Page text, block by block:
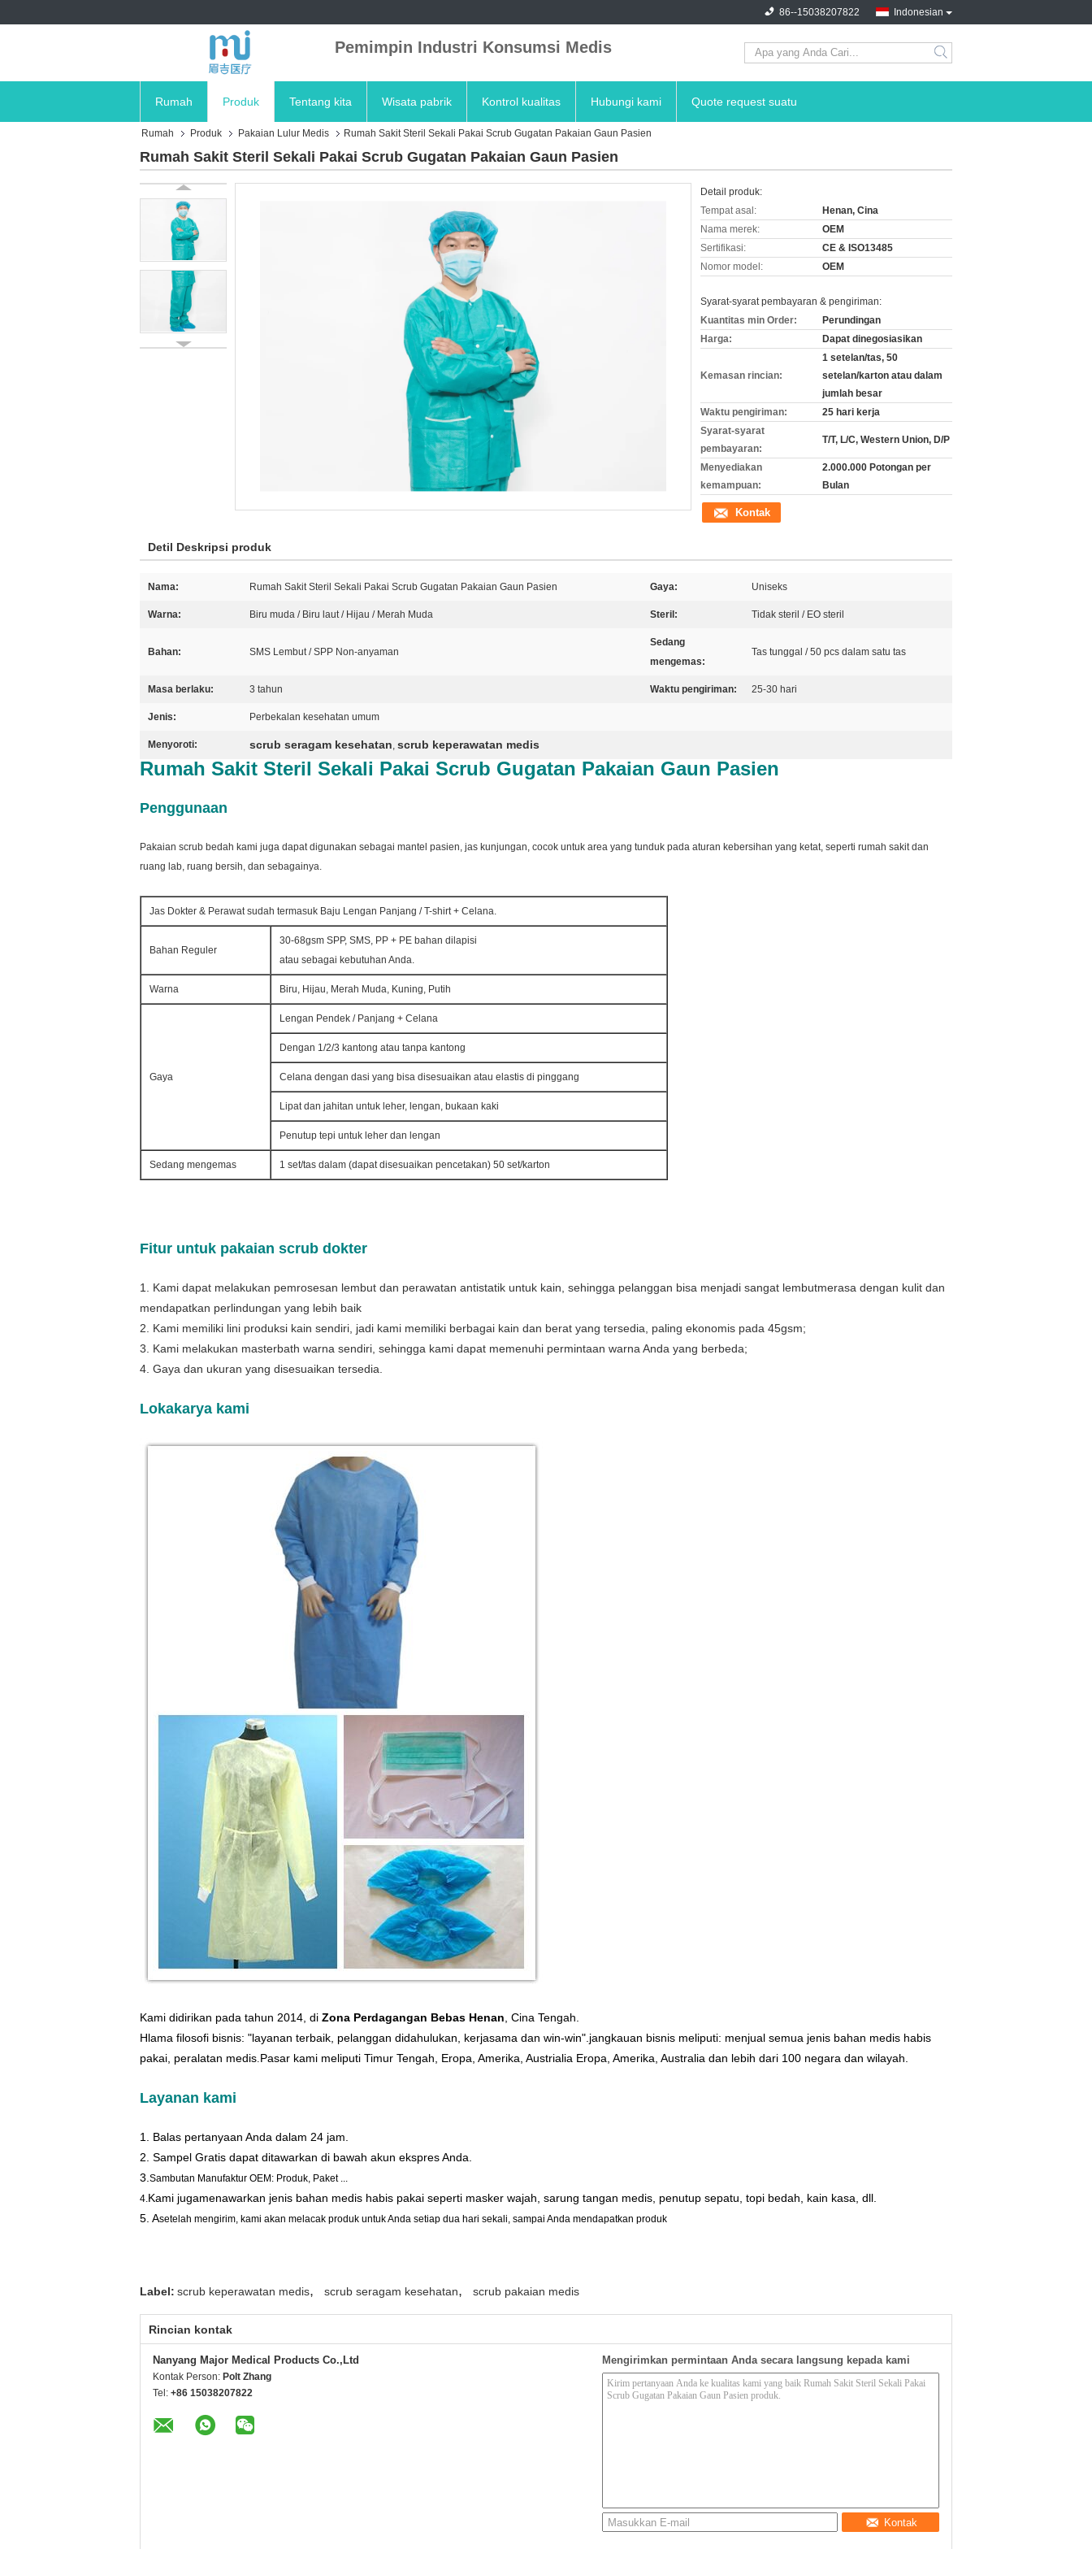
Indonesian
86--15038207822
Pemimpin Industri Konsumsi Medis
Rumah Produk Tentang kita Wisata pabrik Kontrol kualitas Hubungi kami Quote request suatu
Rumah Produk Pakaian Lulur Medis Rumah Sakit Steril Sekali Pakai Scrub Gugatan Pakaian Gaun Pasien
Rumah Sakit Steril Sekali Pakai Scrub Gugatan Pakaian Gaun Pasien
Detail produk:
Tempat asal:
Henan, Cina
Nama merek:
OEM
Sertifikasi:
CE & ISO13485
Nomor model:
OEM
Syarat-syarat pembayaran & pengiriman:
Kuantitas min Order:
Perundingan
Harga:
Dapat dinegosiasikan
Kemasan rincian:
1 setelan/tas, 50
setelan/karton atau dalam
jumlah besar
Waktu pengiriman:
25 hari kerja
Syarat-syarat
pembayaran:
T/T, L/C, Western Union, D/P
Menyediakan
kemampuan:
2.000.000 Potongan per
Bulan
Kontak
Detil Deskripsi produk
Nama: Rumah Sakit Steril Sekali Pakai Scrub Gugatan Pakaian Gaun Pasien Gaya: Uniseks
Warna: Biru muda / Biru laut / Hijau / Merah Muda Steril: Tidak steril / EO steril
Bahan: SMS Lembut / SPP Non-anyaman
Sedang
mengemas:
Tas tunggal / 50 pcs dalam satu tas
Masa berlaku: 3 tahun Waktu pengiriman: 25-30 hari
Jenis: Perbekalan kesehatan umum
Menyoroti: scrub seragam kesehatan, scrub keperawatan medis
Rumah Sakit Steril Sekali Pakai Scrub Gugatan Pakaian Gaun Pasien
Penggunaan
Pakaian scrub bedah kami juga dapat digunakan sebagai mantel pasien, jas kunjungan, cocok untuk area yang tunduk pada aturan kebersihan yang ketat, seperti rumah sakit dan
ruang lab, ruang bersih, dan sebagainya.
Jas Dokter & Perawat sudah termasuk Baju Lengan Panjang / T-shirt + Celana.
Bahan Reguler
30-68gsm SPP, SMS, PP + PE bahan dilapisi
atau sebagai kebutuhan Anda.
Warna Biru, Hijau, Merah Muda, Kuning, Putih
Gaya
Lengan Pendek / Panjang + Celana
Dengan 1/2/3 kantong atau tanpa kantong
Celana dengan dasi yang bisa disesuaikan atau elastis di pinggang
Lipat dan jahitan untuk leher, lengan, bukaan kaki
Penutup tepi untuk leher dan lengan
Sedang mengemas 1 set/tas dalam (dapat disesuaikan pencetakan) 50 set/karton
Fitur untuk pakaian scrub dokter
1. Kami dapat melakukan pemrosesan lembut dan perawatan antistatik untuk kain, sehingga pelanggan bisa menjadi sangat lembutmerasa dengan kulit dan
mendapatkan perlindungan yang lebih baik
2. Kami memiliki lini produksi kain sendiri, jadi kami memiliki berbagai kain dan berat yang tersedia, paling ekonomis pada 45gsm;
3. Kami melakukan masterbath warna sendiri, sehingga kami dapat memenuhi permintaan warna Anda yang berbeda;
4. Gaya dan ukuran yang disesuaikan tersedia.
Lokakarya kami
Kami didirikan pada tahun 2014, di Zona Perdagangan Bebas Henan , Cina Tengah.
Hlama filosofi bisnis: "layanan terbaik, pelanggan didahulukan, kerjasama dan win-win". jangkauan bisnis meliputi: menjual semua jenis bahan medis habis
pakai, peralatan medis.Pasar kami meliputi Timur Tengah, Eropa, Amerika, Austrialia Eropa, Amerika, Australia dan lebih dari 100 negara dan wilayah.
Layanan kami
1. Balas pertanyaan Anda dalam 24 jam.
2. Sampel Gratis dapat ditawarkan di bawah akun ekspres Anda.
3. Sambutan Manufaktur OEM: Produk, Paket ...
4.Kami jugamenawarkan jenis bahan medis habis pakai seperti masker wajah, sarung tangan medis, penutup sepatu, topi bedah, kain kasa, dll.
5. Asetelah mengirim, kami akan melacak produk untuk Anda setiap dua hari sekali, sampai Anda mendapatkan produk
Label: scrub keperawatan medis, scrub seragam kesehatan, scrub pakaian medis
Rincian kontak
Nanyang Major Medical Products Co.,Ltd
Kontak Person: Polt Zhang
Tel: +86 15038207822
Mengirimkan permintaan Anda secara langsung kepada kami
Kontak